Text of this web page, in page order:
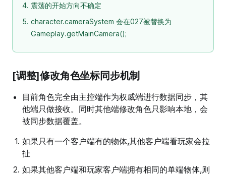
震荡的开始方向不确定
character.cameraSystem 会在027被替换为
Gameplay.getMainCamera();
[调整]修改角色坐标同步机制
目前角色完全由主控端作为权威端进行数据同步，其
他端只做接收。同时其他端修改角色只影响本地，会
被同步数据覆盖。
如果只有一个客户端有的物体,其他客户端看玩家会拉
扯
如果其他客户端和玩家客户端拥有相同的单端物体,则